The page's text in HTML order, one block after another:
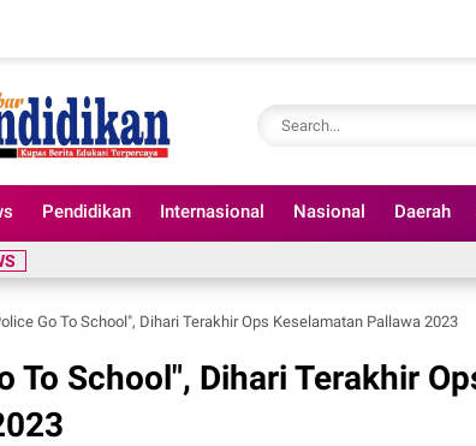
Pendidikan Internasional Nasional Daerah
Go To School", Dihari Terakhir Ops Keselamatan Pallawa 2023
To School", Dihari Terakhir